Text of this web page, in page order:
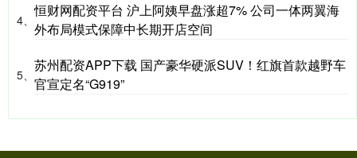
4、
恒财网配资平台 沪上阿姨早盘涨超7% 公司一体两翼海
外布局模式保障中长期开店空间
5、
苏州配资APP下载 国产豪华硬派SUV！红旗首款越野车
官宣定名“G919”